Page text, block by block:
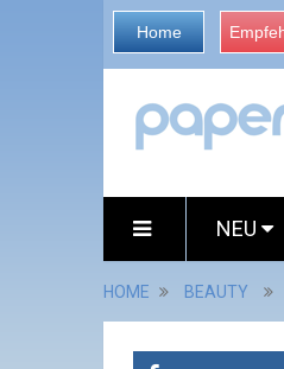
Home
NEU
HOME BEAUTY